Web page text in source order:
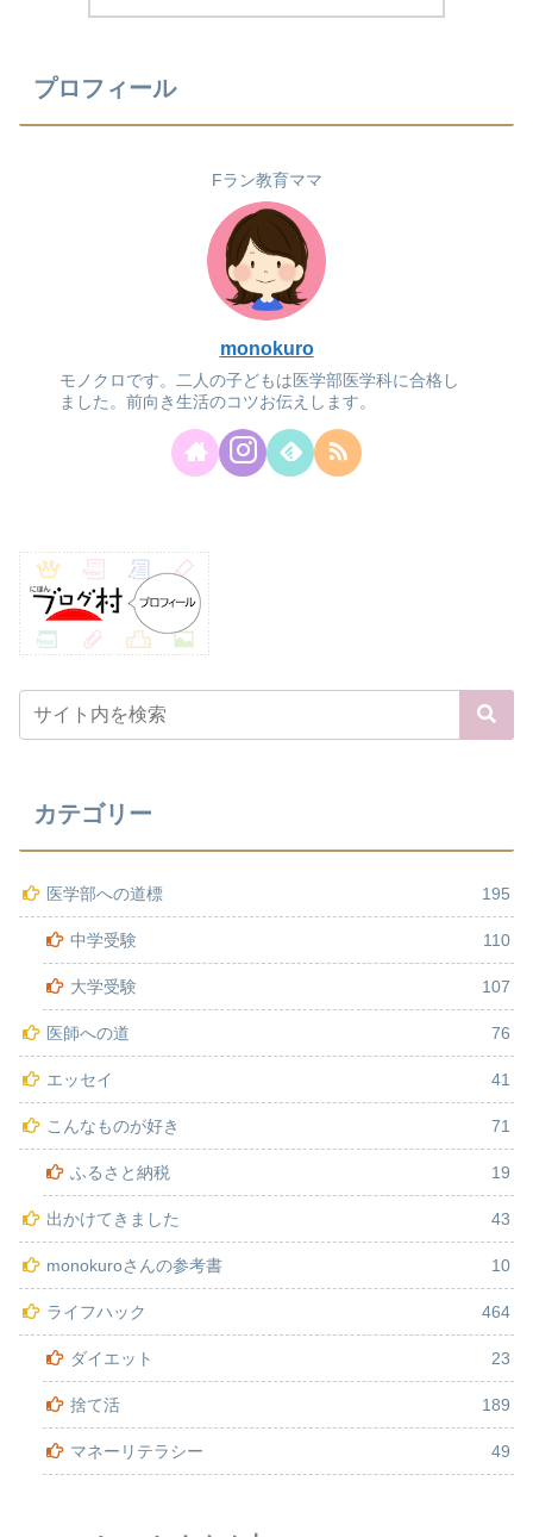
プロフィール
Fラン教育ママ
monokuro
モノクロです。二人の子どもは医学部医学科に合格し
ました。前向き生活のコツお伝えします。
カテゴリー
医学部への道標 195
中学受験 110
大学受験 107
医師への道 76
エッセイ 41
こんなものが好き 71
ふるさと納税 19
出かけてきました 43
monokuroさんの参考書 10
ライフハック 464
ダイエット 23
捨て活 189
マネーリテラシー 49